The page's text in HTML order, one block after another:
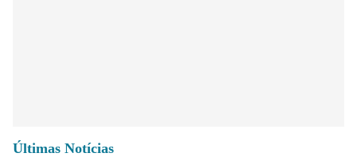
Últimas Notícias